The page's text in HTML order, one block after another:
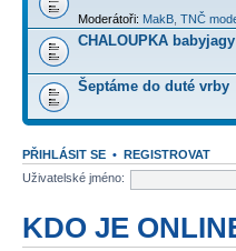
Moderátoři: MakB TNČ
CHALOUPKA babyjagy
Šeptáme do duté vrby
PŘIHLÁSIT SE • REGISTROVAT
Uživatelské jméno:
KDO JE